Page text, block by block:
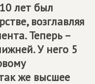
лет был
возглавляя
Теперь –
У него 5
же высшее